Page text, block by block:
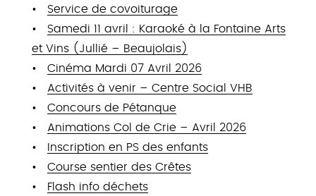
Service de covoiturage
Samedi 11 avril : Karaoké à la Fontaine Arts
et Vins (Jullié – Beaujolais)
Cinéma Mardi 07 Avril 2026
Activités à venir – Centre Social VHB
Concours de Pétanque
Animations Col de Crie – Avril 2026
Inscription en PS des enfants
Course sentier des Crêtes
Flash info déchets